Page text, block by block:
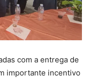
com a entrega de
importante incentivo